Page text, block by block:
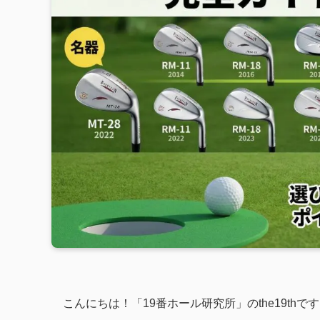
こんにちは！「19番ホール研究所」のthe19thで